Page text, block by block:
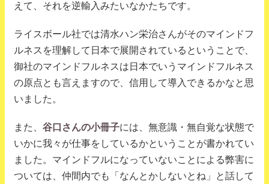
えて、それを逆輸入みたいなかたちです。
ライスボール社では清水ハン栄治さんがそのマインドフ
ルネスを理解して日本で展開されているということで、
御社のマインドフルネスは日本でいうマインドフルネス
の原点とも言えますので、信用して導入できるかなと思
いました。
また、 谷口さんの小冊子には、無意識・無自覚な状態で
いかに我々が仕事をしているかということが書かれてい
ました。マインドフルになっていないことによる弊害に
ついては、仲間内でも「なんとかしないとね」と話して